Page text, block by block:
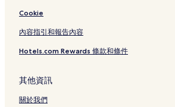
三年坂二年坂的設有停車場的飯店
先斗町附近的親子飯店
Cookie
內容指引和報告內容
Hotels.com Rewards 條款和條件
其他資訊
關於我們